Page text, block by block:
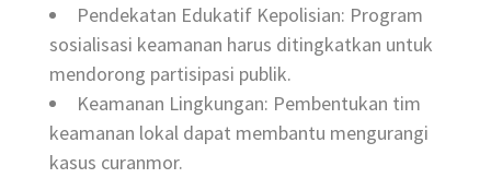
Pendekatan Edukatif Kepolisian: Program
sosialisasi keamanan harus ditingkatkan untuk
mendorong partisipasi publik.
Keamanan Lingkungan: Pembentukan tim
keamanan lokal dapat membantu mengurangi
kasus curanmor.